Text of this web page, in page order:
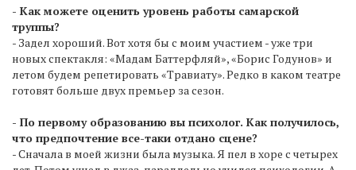
- Как можете оценить уровень работы самарской
труппы?
- Задел хороший. Вот хотя бы с моим участием - уже три
новых спектакля: «Мадам Баттерфляй», «Борис Годунов» и
летом будем репетировать «Травиату». Редко в каком театре
готовят больше двух премьер за сезон.
- По первому образованию вы психолог. Как получилось,
что предпочтение все-таки отдано сцене?
- Сначала в моей жизни была музыка. Я пел в хоре с четырех